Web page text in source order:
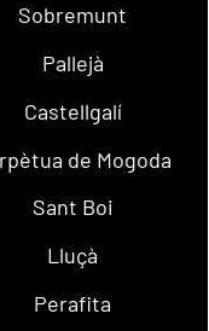
Sobremunt
Pallejà
Castellgalí
de Mogoda
Sant Boi
Lluçà
Perafita